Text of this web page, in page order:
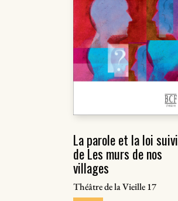
La parole et la loi suivi
de Les murs de nos
villages
Théâtre de la Vieille 17